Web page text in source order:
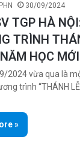
30/09/2024
TGP HÀ
TRÌNH
HỌC
2024 vừa qua là
trình “THÁNH LỄ
»